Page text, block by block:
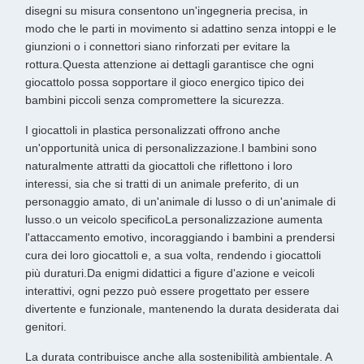
disegni su misura consentono un'ingegneria precisa, in
modo che le parti in movimento si adattino senza intoppi e le
giunzioni o i connettori siano rinforzati per evitare la
rottura.Questa attenzione ai dettagli garantisce che ogni
giocattolo possa sopportare il gioco energico tipico dei
bambini piccoli senza compromettere la sicurezza.
I giocattoli in plastica personalizzati offrono anche
un'opportunità unica di personalizzazione.I bambini sono
naturalmente attratti da giocattoli che riflettono i loro
interessi, sia che si tratti di un animale preferito, di un
personaggio amato, di un'animale di lusso o di un'animale di
lusso.o un veicolo specificoLa personalizzazione aumenta
l'attaccamento emotivo, incoraggiando i bambini a prendersi
cura dei loro giocattoli e, a sua volta, rendendo i giocattoli
più duraturi.Da enigmi didattici a figure d'azione e veicoli
interattivi, ogni pezzo può essere progettato per essere
divertente e funzionale, mantenendo la durata desiderata dai
genitori.
La durata contribuisce anche alla sostenibilità ambientale. A